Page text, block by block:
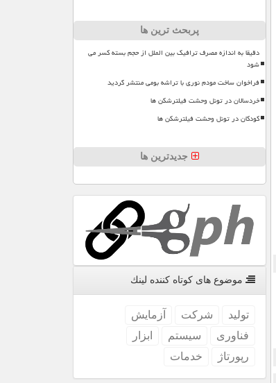
پربحث ترین ها
دقیقا به اندازه مصرف ترافیک بین الملل از حجم بسته کسر می
شود
فراخوان ساخت مودم نوری با تراشه بومی منتشر گردید
خردسالان در تونل وحشت فیلترشکن ها
کودکان در تونل وحشت فیلترشکن ها
جدیدترین ها
موضوع های كوتاه كننده لینك
تولید شركت
آزمایش
فناوری
سیستم
ابزار
رپورتاژ
خدمات